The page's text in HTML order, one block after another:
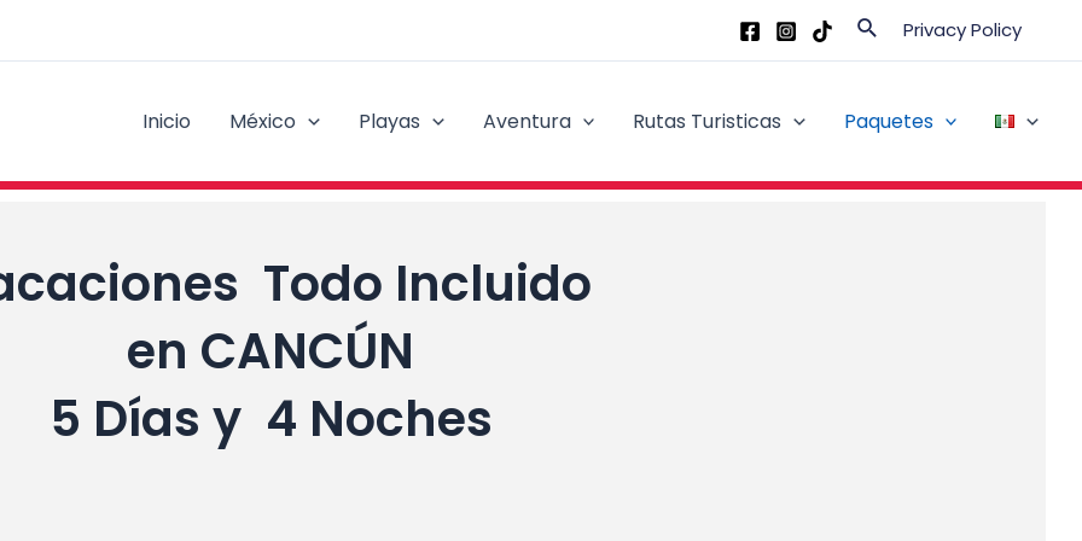
BuscarPrivacy Policy
Inicio México Playas Aventura Rutas Turisticas Paquetes
Todo Incluido
en CANCÚN
5 Días y 4 Noches